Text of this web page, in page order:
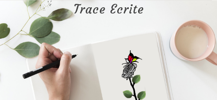
contenu
Trace Ecrite